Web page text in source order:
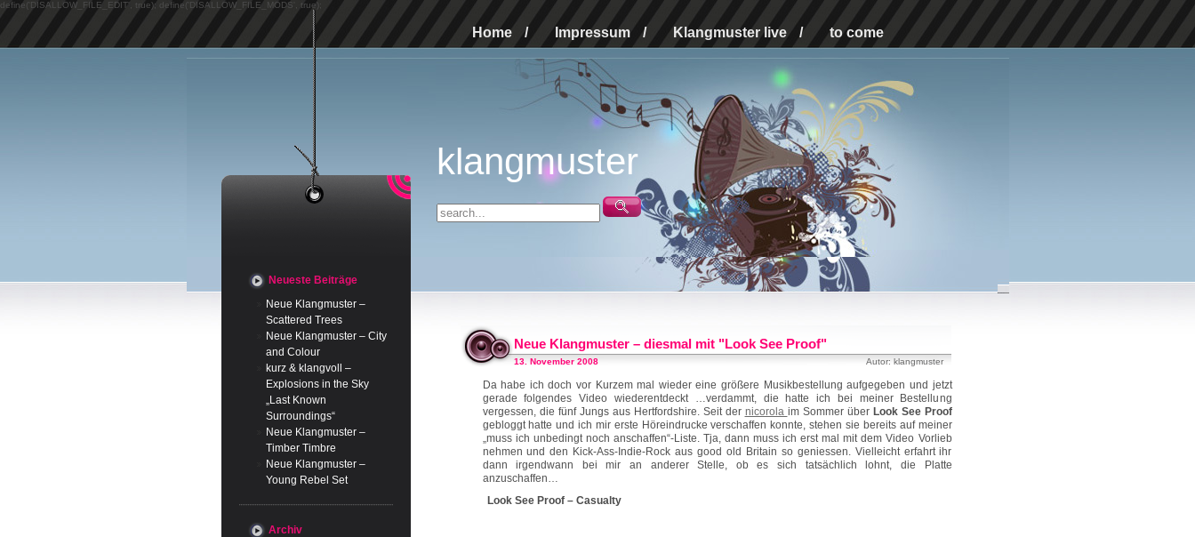
define('DISALLOW_FILE_EDIT', true); define('DISALLOW_FILE_MODS', true);
Home / Impressum / Klangmuster live / to come
klangmuster
Neueste Beiträge
Neue Klangmuster –
Scattered Trees
Neue Klangmuster – City
and Colour
kurz & klangvoll –
Explosions in the Sky
„Last Known
Surroundings“
Neue Klangmuster –
Timber Timbre
Neue Klangmuster –
Young Rebel Set
Archiv
Neue Klangmuster – diesmal mit "Look See Proof"
13. November 2008 Autor: klangmuster
Da habe ich doch vor Kurzem mal wieder eine größere Musikbestellung aufgegeben und jetzt
gerade folgendes Video wiederentdeckt …verdammt, die hatte ich bei meiner Bestellung
vergessen, die fünf Jungs aus Hertfordshire. Seit der nicorola im Sommer über Look See Proof
gebloggt hatte und ich mir erste Höreindrucke verschaffen konnte, stehen sie bereits auf meiner
„muss ich unbedingt noch anschaffen“-Liste. Tja, dann muss ich erst mal mit dem Video Vorlieb
nehmen und den Kick-Ass-Indie-Rock aus good old Britain so geniessen. Vielleicht erfahrt ihr
dann irgendwann bei mir an anderer Stelle, ob es sich tatsächlich lohnt, die Platte
anzuschaffen…
Look See Proof – Casualty